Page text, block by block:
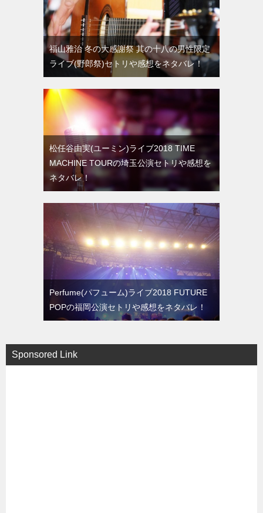
福山雅治 冬の大感謝祭 其の十八の男性限定
ライブ(野郎祭)セトリや感想をネタバレ！
松任谷由実(ユーミン)ライブ2018 TIME
MACHINE TOURの埼玉公演セトリや感想を
ネタバレ！
Perfume(パフューム)ライブ2018 FUTURE
POPの福岡公演セトリや感想をネタバレ！
Sponsored Link